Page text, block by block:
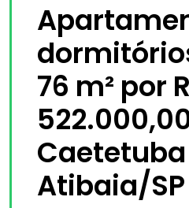
76 m² por
Atibaia/SP